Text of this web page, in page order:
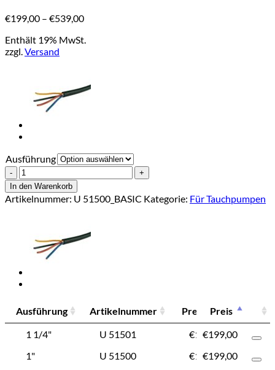
€199,00 – €539,00Preisspanne:
bis
Enthält 19% MwSt.
zzgl.Versand
Ausführung
Socla
Belüftungsventil
Messing
Menge
In den Warenkorb
Artikelnummer: U 51500_BASIC Kategorie: Für Tauchpumpen
Ausführung Artikelnummer
Preis
Ausführung
Artikelnummer Preis
1 1/4" U 51501 €199,00
1"
U 51500 €199,00
Preis
€199,00
€199,00